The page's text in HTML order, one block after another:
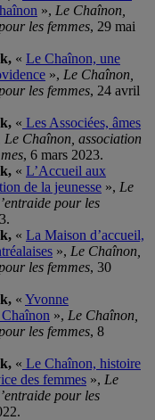
», Le Chaînon,
les femmes, 29 mai
« Le Chaînon, une
», Le Chaînon,
les femmes, 24 avril
« Les Associées, âmes
Le Chaînon, association
, 6 mars 2023.
« L’Accueil aux
de la jeunesse », Le
pour les
« La Maison d’accueil,
», Le Chaînon,
les femmes, 30
« Yvonne
», Le Chaînon,
les femmes, 8
« Le Chaînon, histoire
des femmes », Le
pour les